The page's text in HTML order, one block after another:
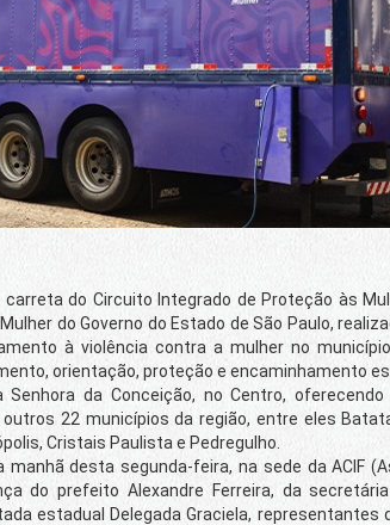
do Circuito Integrado de Proteção às
do Governo do Estado de São Paulo,
à violência contra a mulher no
orientação, proteção e encaminhamento
da Conceição, no Centro, oferecendo
22 municípios da região, entre eles
Cristais Paulista e Pedregulho.
desta segunda-feira, na sede da ACIF
do prefeito Alexandre Ferreira, da
estadual Delegada Graciela, representantes